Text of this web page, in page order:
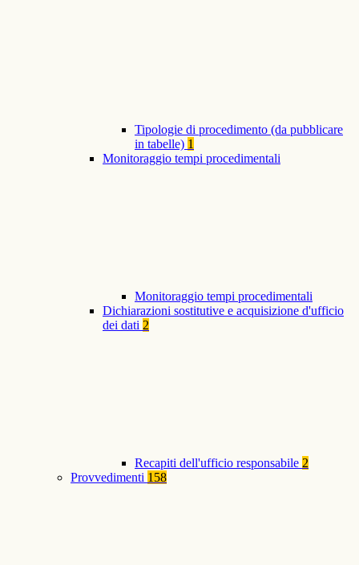
Tipologie di procedimento (da pubblicare
in tabelle) 1
Monitoraggio tempi procedimentali
Monitoraggio tempi procedimentali
Dichiarazioni sostitutive e acquisizione d'ufficio
dei dati 2
Recapiti dell'ufficio responsabile 2
Provvedimenti 158